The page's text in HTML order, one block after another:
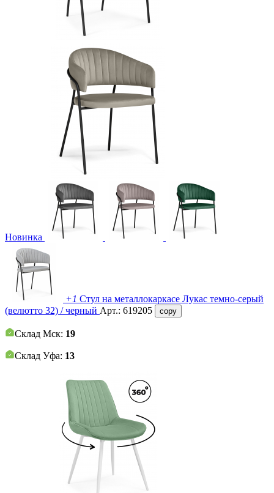
Новинка
+1 Стул на металлокаркасе Лукас темно-серый
(велютто 32) / черный Арт.: 619205 copy
Склад Мск: 19
Склад Уфа: 13